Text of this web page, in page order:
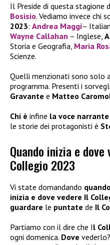
Il Preside di questa stagione
Bosisio. Vediamo invece chi
2023: Andrea Maggi–
Wayne Callahan – Inglese,
Storia e Geografia, Maria
Scienze.
Quelli menzionati sono solo
programma. Presenti i
Gravante e Matteo
Chi è infine la voce
le storie dei protagonisti è
Quando inizia e
Collegio 2023
Vi state domandando
inizia e dove vedere Il
guardare le puntate de Il
Partiamo con il dire che Il
ogni domenica. Dove